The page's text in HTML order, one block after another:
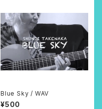
Blue Sky / WAV
¥500